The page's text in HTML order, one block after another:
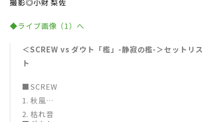
撮影◎小財 梨佐
◆ライブ画像（1）へ
＜SCREW vs ダウト「檻」-静寂の檻-＞セットリス
ト
■SCREW
1. 秋風
2. 枯れ音